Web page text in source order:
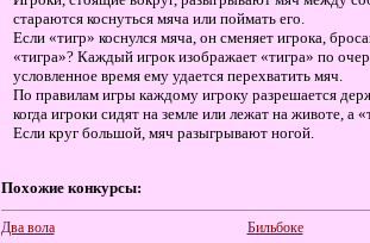
стараются коснуться мяча или поймать его.
Если «тигр» коснулся мяча, он сменяет игрока,
«тигра»? Каждый игрок изображает «тигра» по
условленное время ему удается перехватить мяч.
По правилам игры каждому игроку разрешается
когда игроки сидят на земле или лежат на животе, а
Если круг большой, мяч разыгрывают ногой.
Похожие конкурсы:
Два вола Бильбоке